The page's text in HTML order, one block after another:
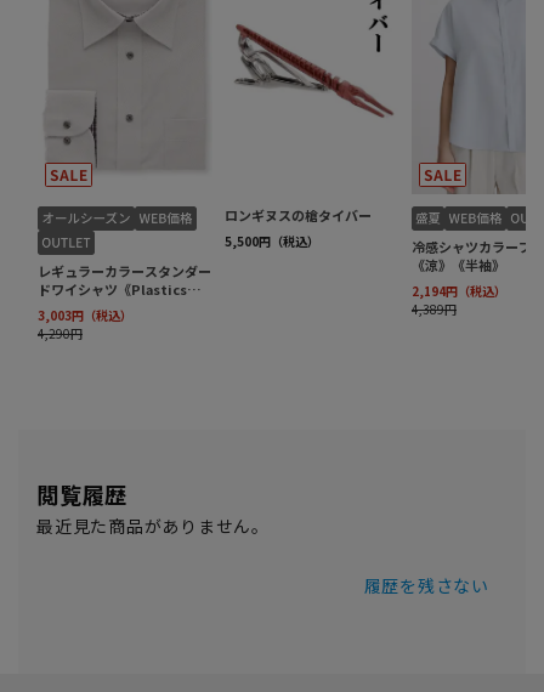
閲覧履歴
最近見た商品がありません。
履歴を残さない